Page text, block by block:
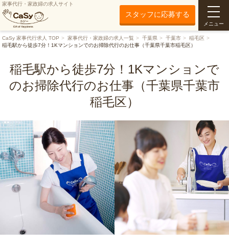
家事代行・家政婦の求人サイト
スタッフに応募する
メニュー
CaSy 家事代行求人 TOP 家事代行・家政婦の求人一覧 千葉県 千葉市
稲毛区
稲毛駅から徒歩7分！1Kマンションでのお掃除代行のお仕事（千葉県千葉市稲毛区）
稲毛駅から徒歩7分！1Kマンションで
のお掃除代行のお仕事（千葉県千葉市
稲毛区）